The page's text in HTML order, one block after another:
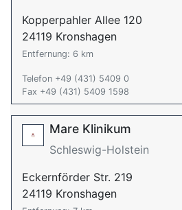
Kopperpahler Allee 120
24119 Kronshagen
Entfernung: 6 km
Telefon +49 (431) 5409 0
Fax +49 (431) 5409 1598
Mare Klinikum
Schleswig-Holstein
Eckernförder Str. 219
24119 Kronshagen